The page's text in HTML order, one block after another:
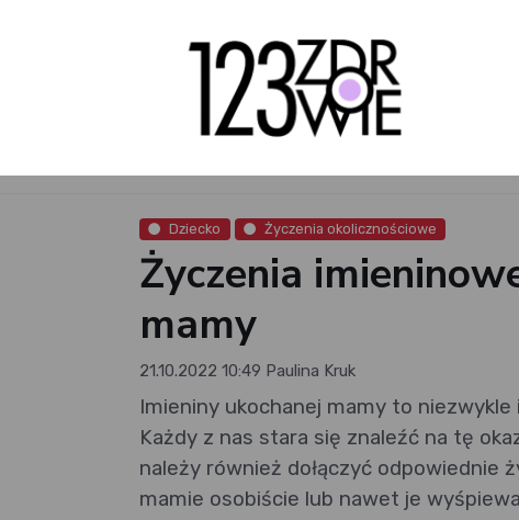
Dziecko Życzenia okolicznościowe
Życzenia
mamy
21.10.2022 10:49 Paulina Kruk
Imieniny ukochanej mamy to
Każdy z nas stara się znaleźć na tę
należy również dołączyć odpowiednie
mamie osobiście lub nawet je